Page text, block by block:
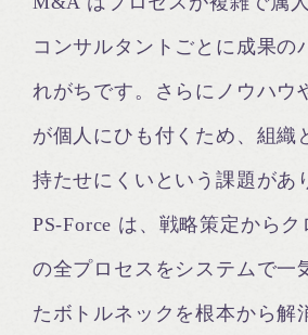
コンサルタントごとに成果の
れがちです。さらにノウハウ
が個人にひも付くため、組織
持たせにくいという課題があ
PS‑Force は、戦略策定から
の全プロセスをシステムで一
たボトルネックを根本から解